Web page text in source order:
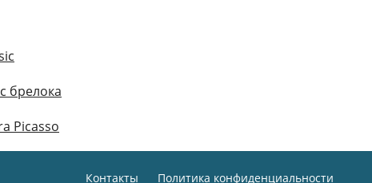
брелока
Picasso
Контакты Политика конфиденциальности